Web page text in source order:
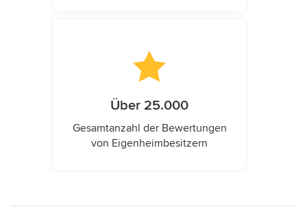
Über 25.000
Gesamtanzahl der Bewertungen
von Eigenheimbesitzern